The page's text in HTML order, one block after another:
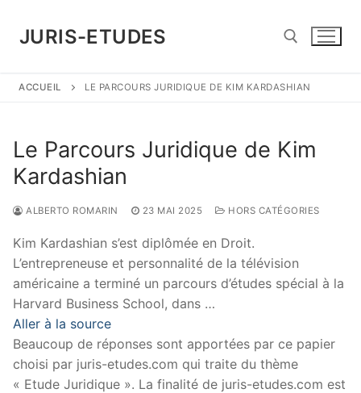
contenu
JURIS-ETUDES
ACCUEIL LE PARCOURS JURIDIQUE DE KIM KARDASHIAN
Le Parcours Juridique de Kim
Kardashian
ALBERTO ROMARIN 23 MAI 2025 HORS CATÉGORIES
Kim Kardashian s’est diplômée en Droit.
L’entrepreneuse et personnalité de la télévision
américaine a terminé un parcours d’études spécial à la
Harvard Business School, dans …
Aller à la source
Beaucoup de réponses sont apportées par ce papier
choisi par juris-etudes.com qui traite du thème
« Etude Juridique ». La finalité de juris-etudes.com est